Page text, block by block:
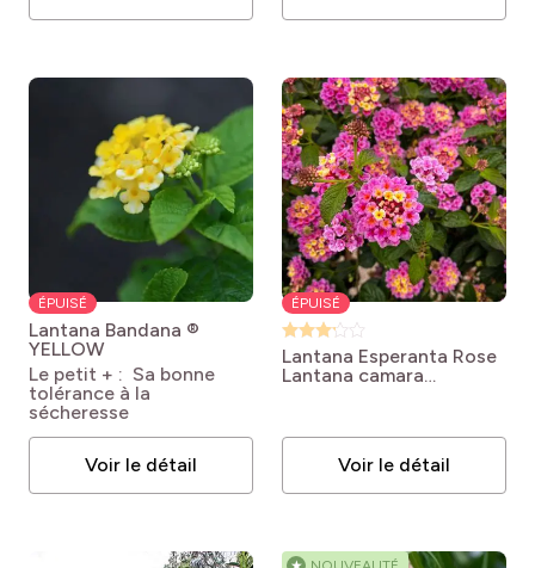
ÉPUISÉ
Lantana Bandana ®
YELLOW
Le petit + : Sa bonne
tolérance à la
sécheresse
Voir le détail
ÉPUISÉ
Lantana Esperanta Rose
Lantana camara
Voir le détail